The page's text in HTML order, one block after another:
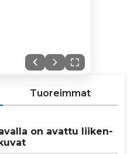
Tuoreimmat
on avattu lii­ken­